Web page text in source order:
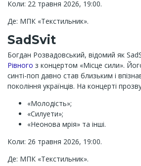
Коли: 22 травня 2026, 19:00.
Де: МПК «Текстильник».
SadSvit
Богдан Розвадовський, відомий як
Рівного з концертом «Місце сили».
синті-поп давно став близьким і
покоління українців. На концерті
«Молодість»;
«Силуети»;
«Неонова мрія» та інші.
Коли: 26 травня 2026, 19:00.
Де: МПК «Текстильник».